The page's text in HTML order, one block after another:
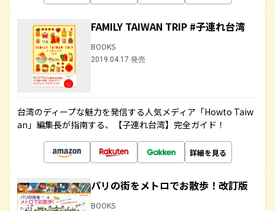
FAMILY TAIWAN TRIP #子連れ台湾
BOOKS
2019.04.17 発売
台湾のディープな魅力を発信する人気メディア「Howto Taiw
an」編集長が指南する、【子連れ台湾】完全ガイド！
詳細を見る
パリの街をメトロでお散歩！改訂版
BOOKS